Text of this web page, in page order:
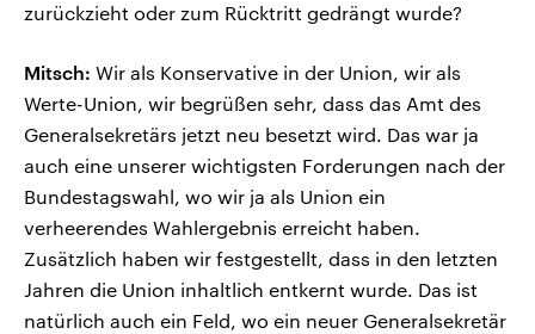
zurückzieht oder zum Rücktritt gedrängt wurde?
Mitsch: Wir als Konservative in der Union, wir als
Werte-Union, wir begrüßen sehr, dass das Amt des
Generalsekretärs jetzt neu besetzt wird. Das war ja
auch eine unserer wichtigsten Forderungen nach der
Bundestagswahl, wo wir ja als Union ein
verheerendes Wahlergebnis erreicht haben.
Zusätzlich haben wir festgestellt, dass in den letzten
Jahren die Union inhaltlich entkernt wurde. Das ist
natürlich auch ein Feld, wo ein neuer Generalsekretär